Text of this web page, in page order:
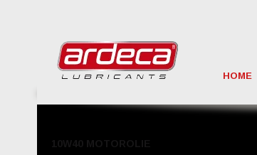
HOME